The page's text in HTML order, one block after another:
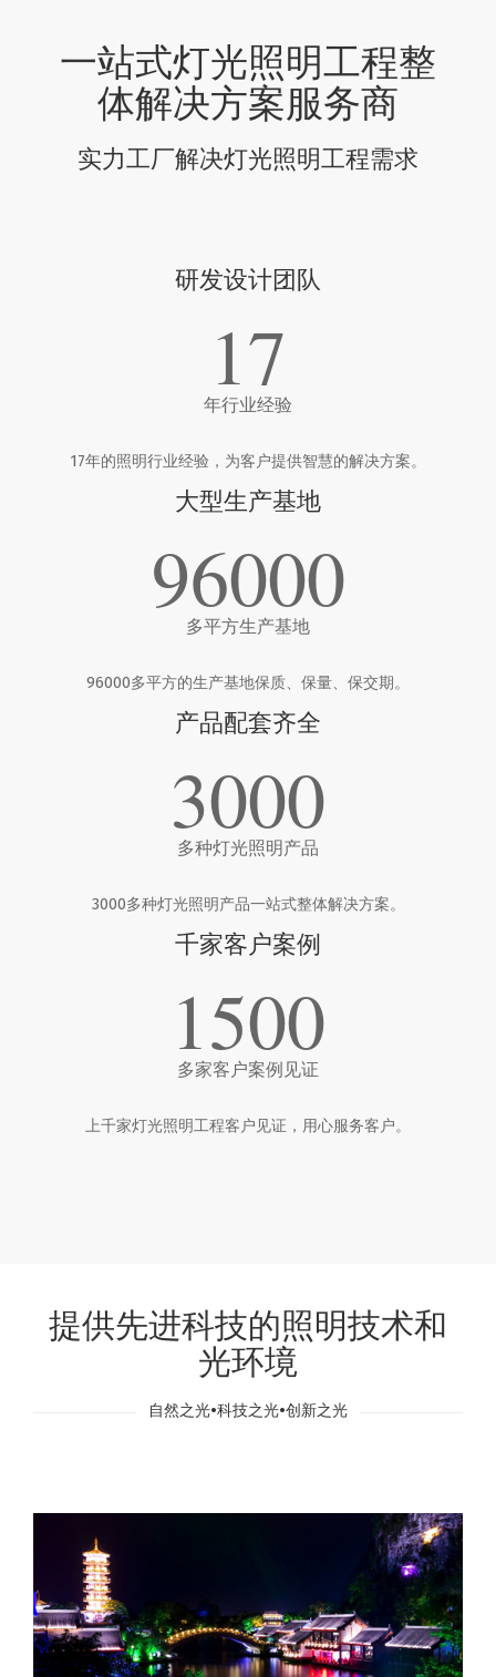
一站式灯光照明工程整
体解决方案服务商
实力工厂解决灯光照明工程需求
研发设计团队
17
年行业经验
17年的照明行业经验，为客户提供智慧的解决方案。
大型生产基地
96000
多平方生产基地
96000多平方的生产基地保质、保量、保交期。
产品配套齐全
3000
多种灯光照明产品
3000多种灯光照明产品一站式整体解决方案。
千家客户案例
1500
多家客户案例见证
上千家灯光照明工程客户见证，用心服务客户。
提供先进科技的照明技术和
光环境
自然之光•科技之光•创新之光